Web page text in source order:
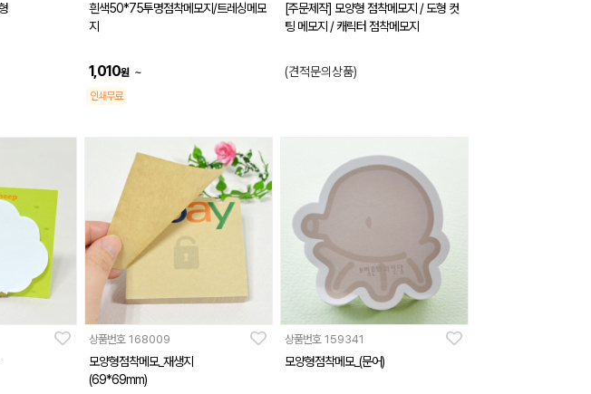
흰색50*75투명점착메모지/트레싱메모
지
1,010원 ~
인쇄무료
[주문제작] 모양형 점착메모지 / 도형 컷
팅 메모지 / 캐릭터 점착메모지
(견적문의상품)
상품번호 168009
모양형점착메모_재생지
(69*69mm)
상품번호 159341
모양형점착메모_(문어)